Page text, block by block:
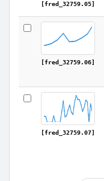
[fred_32759.05]
[fred_32759.06]
[fred_32759.07]